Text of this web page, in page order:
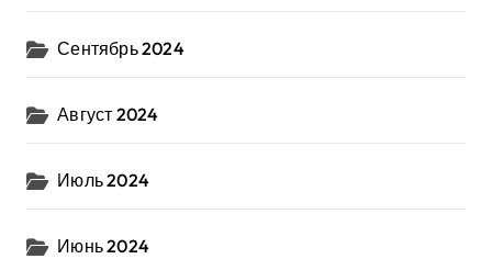
Сентябрь 2024
Август 2024
Июль 2024
Июнь 2024